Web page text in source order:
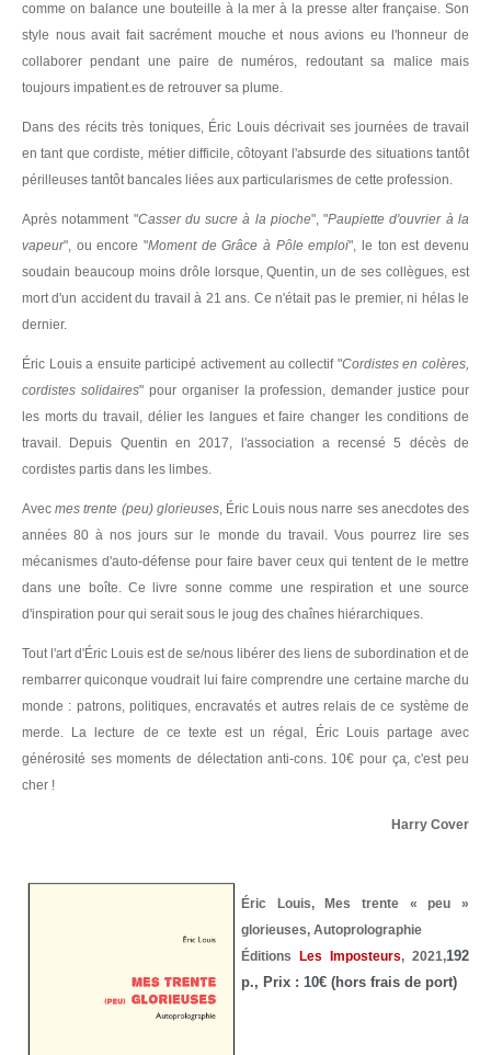
comme on balance une bouteille à la mer à la presse alter française. Son
style nous avait fait sacrément mouche et nous avions eu l'honneur de
collaborer pendant une paire de numéros, redoutant sa malice mais
toujours impatient.es de retrouver sa plume.
Dans des récits très toniques, Éric Louis décrivait ses journées de travail
en tant que cordiste, métier difficile, côtoyant l'absurde des situations tantôt
périlleuses tantôt bancales liées aux particularismes de cette profession.
Après notamment "Casser du sucre à la pioche", "Paupiette d'ouvrier à la
vapeur", ou encore "Moment de Grâce à Pôle emploi", le ton est devenu
soudain beaucoup moins drôle lorsque, Quentin, un de ses collègues, est
mort d'un accident du travail à 21 ans. Ce n'était pas le premier, ni hélas le
dernier.
Éric Louis a ensuite participé activement au collectif "Cordistes en colères,
cordistes solidaires" pour organiser la profession, demander justice pour
les morts du travail, délier les langues et faire changer les conditions de
travail. Depuis Quentin en 2017, l'association a recensé 5 décès de
cordistes partis dans les limbes.
Avecmes trente (peu) glorieuses, Éric Louis nous narre ses anecdotes des
années 80 à nos jours sur le monde du travail. Vous pourrez lire ses
mécanismes d'auto-défense pour faire baver ceux qui tentent de le mettre
dans une boîte. Ce livre sonne comme une respiration et une source
d'inspiration pour qui serait sous le joug des chaînes hiérarchiques.
Tout l'art d'Éric Louis est de se/nous libérer des liens de subordination et de
rembarrer quiconque voudrait lui faire comprendre une certaine marche du
monde : patrons, politiques, encravatés et autres relais de ce système de
merde. La lecture de ce texte est un régal, Éric Louis partage avec
générosité ses moments de délectation anti-cons. 10€ pour ça, c'est peu
cher !
Harry Cover
Éric Louis, Mes trente « peu »
glorieuses, Autoprolographie
Éditions
Les Imposteurs, 2021,192
p., Prix : 10€ (hors frais de port)